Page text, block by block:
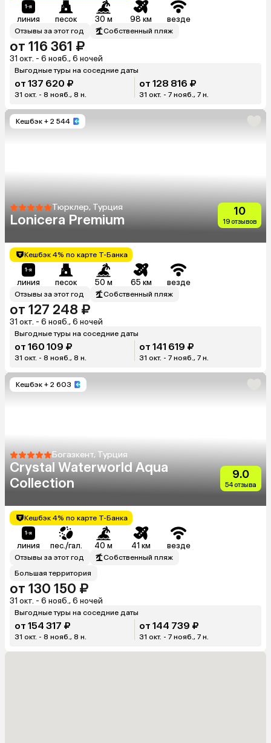
линия песок 30 м 98 км везде
Отзывы за этот год Собственный пляж
от 116 361 ₽
31 окт. - 6 нояб., 6 ночей
Выгодные туры на соседние даты
от 137 620 ₽
31 окт. - 8 нояб., 8 н.
от 128 816 ₽
31 окт. - 7 нояб., 7 н.
Кешбэк + 2 544
Тюрклер, Турция
Lonicera Premium
10
19 отзывов
Кешбэк 4% по карте Т-Банка
линия песок 50 м 65 км везде
Отзывы за этот год Собственный пляж
от 127 248 ₽
31 окт. - 6 нояб., 6 ночей
Выгодные туры на соседние даты
от 160 109 ₽
31 окт. - 8 нояб., 8 н.
от 141 619 ₽
31 окт. - 7 нояб., 7 н.
Кешбэк + 2 603
Богазкент, Турция
Crystal Waterworld Aqua
Collection
9.0
54 отзыва
Кешбэк 4% по карте Т-Банка
линия пес./гал. 40 м 41 км везде
Отзывы за этот год
Собственный пляж
Большая территория
от 130 150 ₽
31 окт. - 6 нояб., 6 ночей
Выгодные туры на соседние даты
от 154 317 ₽
31 окт. - 8 нояб., 8 н.
от 144 739 ₽
31 окт. - 7 нояб., 7 н.